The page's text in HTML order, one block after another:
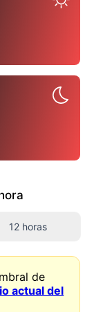
12 horas
de
actual del